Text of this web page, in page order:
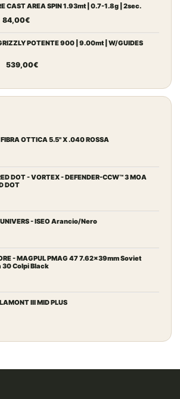
a
originale
era:
attuale
è:
CAST AREA SPIN 1.93mt | 0.7-1.8g | 2sec.
Il
originale
89,00€.
84,00€Il
attuale
84,00€.
POTENTE 900 | 9.00mt | W/GUIDES
Il
originale
539,00€Il
attuale
OTTICA 5.5" X .040 ROSSA
DOT - VORTEX - DEFENDER-CCW™ 3 MOA
DOT
- ISEO Arancio/Nero
- MAGPUL PMAG 47 7.62x39mm Soviet
30 Colpi Black
III MID PLUS